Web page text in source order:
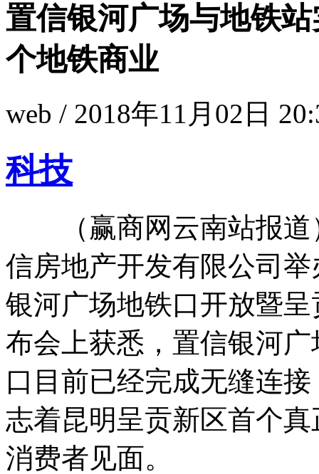
置信银河广场与地铁
个地铁商业
web / 2018年11月02日
科技
（赢商网云南站报道
信房地产开发有限公司
银河广场地铁口开放暨
布会上获悉，置信银河
口目前已经完成无缝连
志着昆明呈贡新区首个
消费者见面。